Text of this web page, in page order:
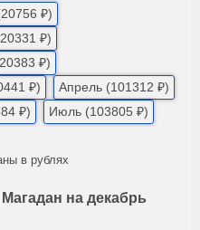
₽)
₽)
₽)
₽)
Апрель (101312 ₽)
₽) Июль (103805 ₽)
в рублях
на декабрь